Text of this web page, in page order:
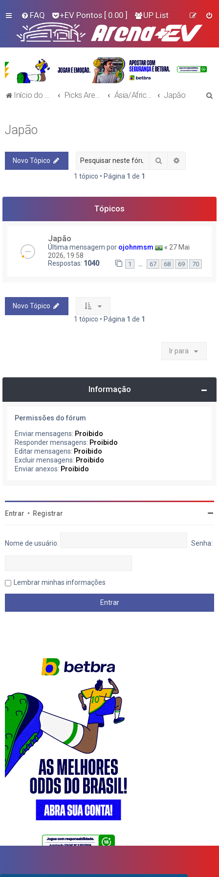
FAQ +EV Pontos [ 0.00 ] UP List
Início do Fórum! Japão
Japão
Novo Tópico Pesquisar
1 tópico • Página 1 de 1
Tópicos
Japão
Última mensagem por ojohnmsm « 27 Mai
2026, 19:58
Respostas: 1040 1 67 68 69 70
Novo Tópico
1 tópico • Página 1 de 1
Ir para
Informação
Permissões do fórum
Enviar mensagens: Proibido
Responder mensagens: Proibido
Editar mensagens: Proibido
Excluir mensagens: Proibido
Enviar anexos: Proibido
Entrar • Registrar
Nome de usuário: Senha:
Lembrar minhas informações